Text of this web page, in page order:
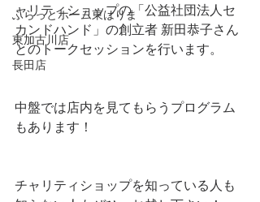
ふらっとホーム東はりま
東加古川店
長田店
ャリティショップの「公益社団法人セ
カンドハンド」の創立者 新田恭子さん
とのトークセッションを行います。
中盤では店内を見てもらうプログラム
もあります！
チャリティショップを知っている人も